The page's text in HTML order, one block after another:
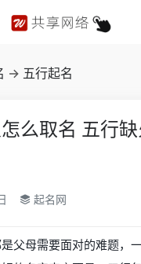
-> 五行起名
么取名 五行
起名网
父母需要面对的难题，